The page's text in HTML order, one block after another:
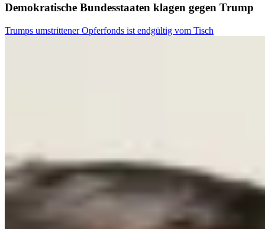
Demokratische Bundesstaaten klagen gegen Trump
Trumps umstrittener Opferfonds ist endgültig vom Tisch